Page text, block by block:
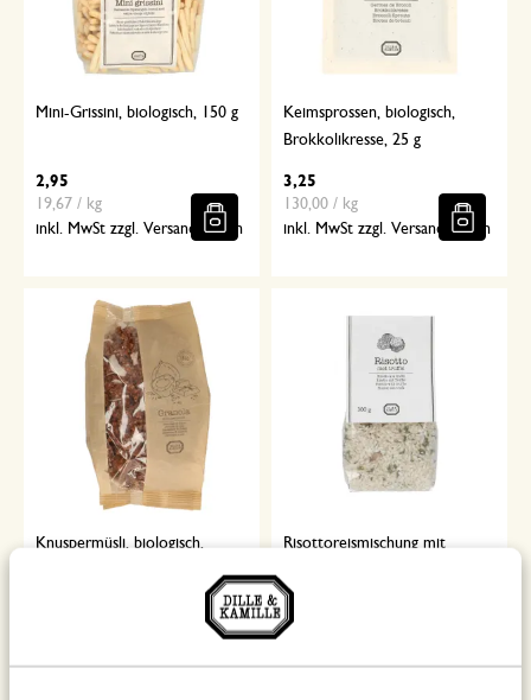
Mini-Grissini, biologisch, 150 g
2,95
19,67 / kg
inkl. MwSt zzgl. Versandkosten
Keimsprossen, biologisch,
Brokkolikresse, 25 g
3,25
130,00 / kg
inkl. MwSt zzgl. Versandkosten
Knuspermüsli, biologisch,
Risottoreismischung mit
23,17 / kg